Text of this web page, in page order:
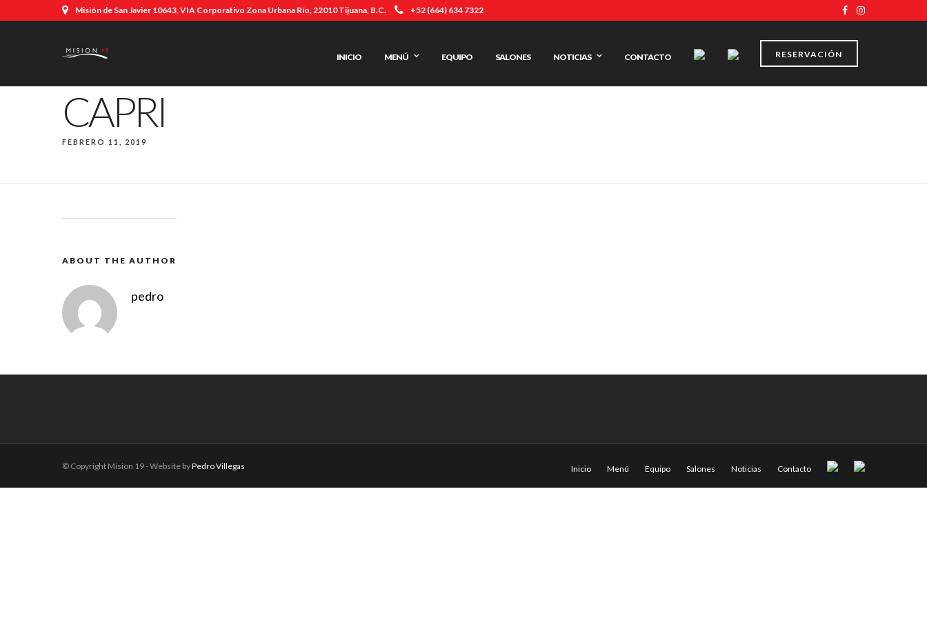
Misión de San Javier 10643, VIA Corporativo Zona Urbana Río, 22010 Tijuana, B.C. +52 (664) 634 7322
RESERVACIÓN
INICIO MENÚ EQUIPO SALONES NOTICIAS CONTACTO
CAPRI
FEBRERO 11, 2019
ABOUT THE AUTHOR
pedro
Inicio Menú Equipo Salones Noticias Contacto
© Copyright Mision 19 - Website byPedro Villegas